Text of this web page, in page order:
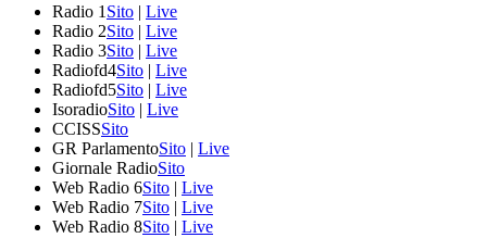
Radio 1 Sito | Live
Radio 2Sito | Live
Radio 3Sito | Live
Radiofd4Sito | Live
Radiofd5Sito | Live
IsoradioSito | Live
CCISSSito
GR ParlamentoSito | Live
Giornale RadioSito
Web Radio 6Sito | Live
Web Radio 7Sito | Live
Web Radio 8Sito | Live